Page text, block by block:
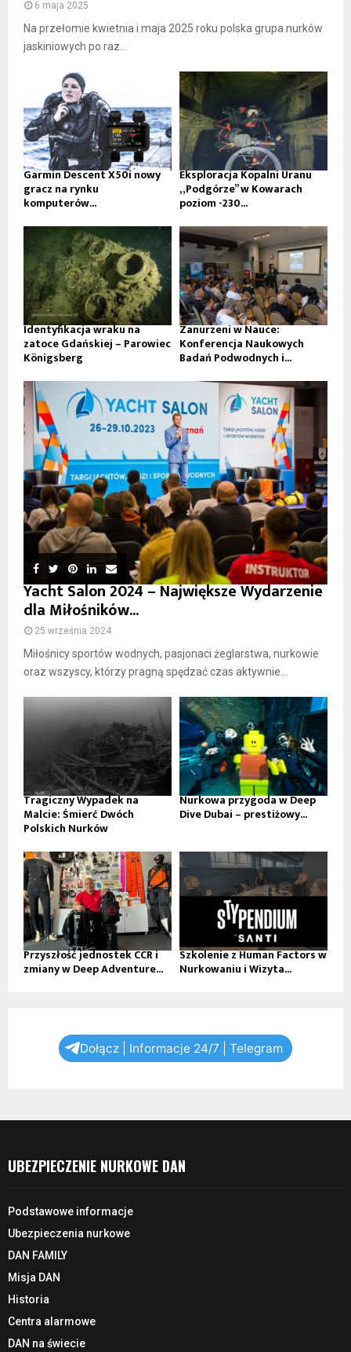
6 maja 2025
Na przełomie kwietnia i maja 2025 roku polska grupa nurków
jaskiniowych po raz...
Garmin Descent X50i nowy
gracz na rynku
komputerów...
Eksploracja Kopalni Uranu
„Podgórze” w Kowarach
poziom -230...
Identyfikacja wraku na
zatoce Gdańskiej – Parowiec
Königsberg
Zanurzeni w Nauce:
Konferencja Naukowych
Badań Podwodnych i...
Yacht Salon 2024 – Największe Wydarzenie
dla Miłośników...
25 września 2024
Miłośnicy sportów wodnych, pasjonaci żeglarstwa, nurkowie
oraz wszyscy, którzy pragną spędzać czas aktywnie...
Tragiczny Wypadek na
Malcie: Śmierć Dwóch
Polskich Nurków
Nurkowa przygoda w Deep
Dive Dubai – prestiżowy...
Przyszłość jednostek CCR i
zmiany w Deep Adventure...
Szkolenie z Human Factors w
Nurkowaniu i Wizyta...
Dołącz | Informacje 24/7 | Telegram
UBEZPIECZENIE NURKOWE DAN
Podstawowe informacje
Ubezpieczenia nurkowe
DAN FAMILY
Misja DAN
Historia
Centra alarmowe
DAN na świecie